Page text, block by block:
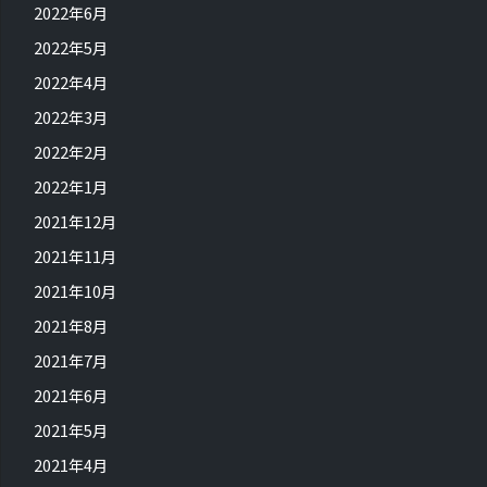
2022年6月
2022年5月
2022年4月
2022年3月
2022年2月
2022年1月
2021年12月
2021年11月
2021年10月
2021年8月
2021年7月
2021年6月
2021年5月
2021年4月